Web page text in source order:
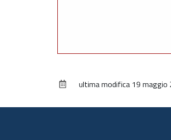
ultima modifica 19 maggio